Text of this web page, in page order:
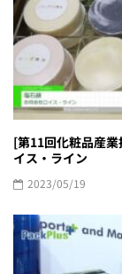
[第11回化粧品産
イス・ライン
2023/05/19